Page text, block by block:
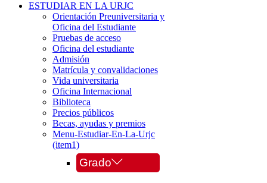
ESTUDIAR EN LA URJC
Orientación Preuniversitaria y
Oficina del Estudiante
Pruebas de acceso
Oficina del estudiante
Admisión
Matrícula y convalidaciones
Vida universitaria
Oficina Internacional
Biblioteca
Precios públicos
Becas, ayudas y premios
Menu-Estudiar-En-La-Urjc
(item1)
Grado